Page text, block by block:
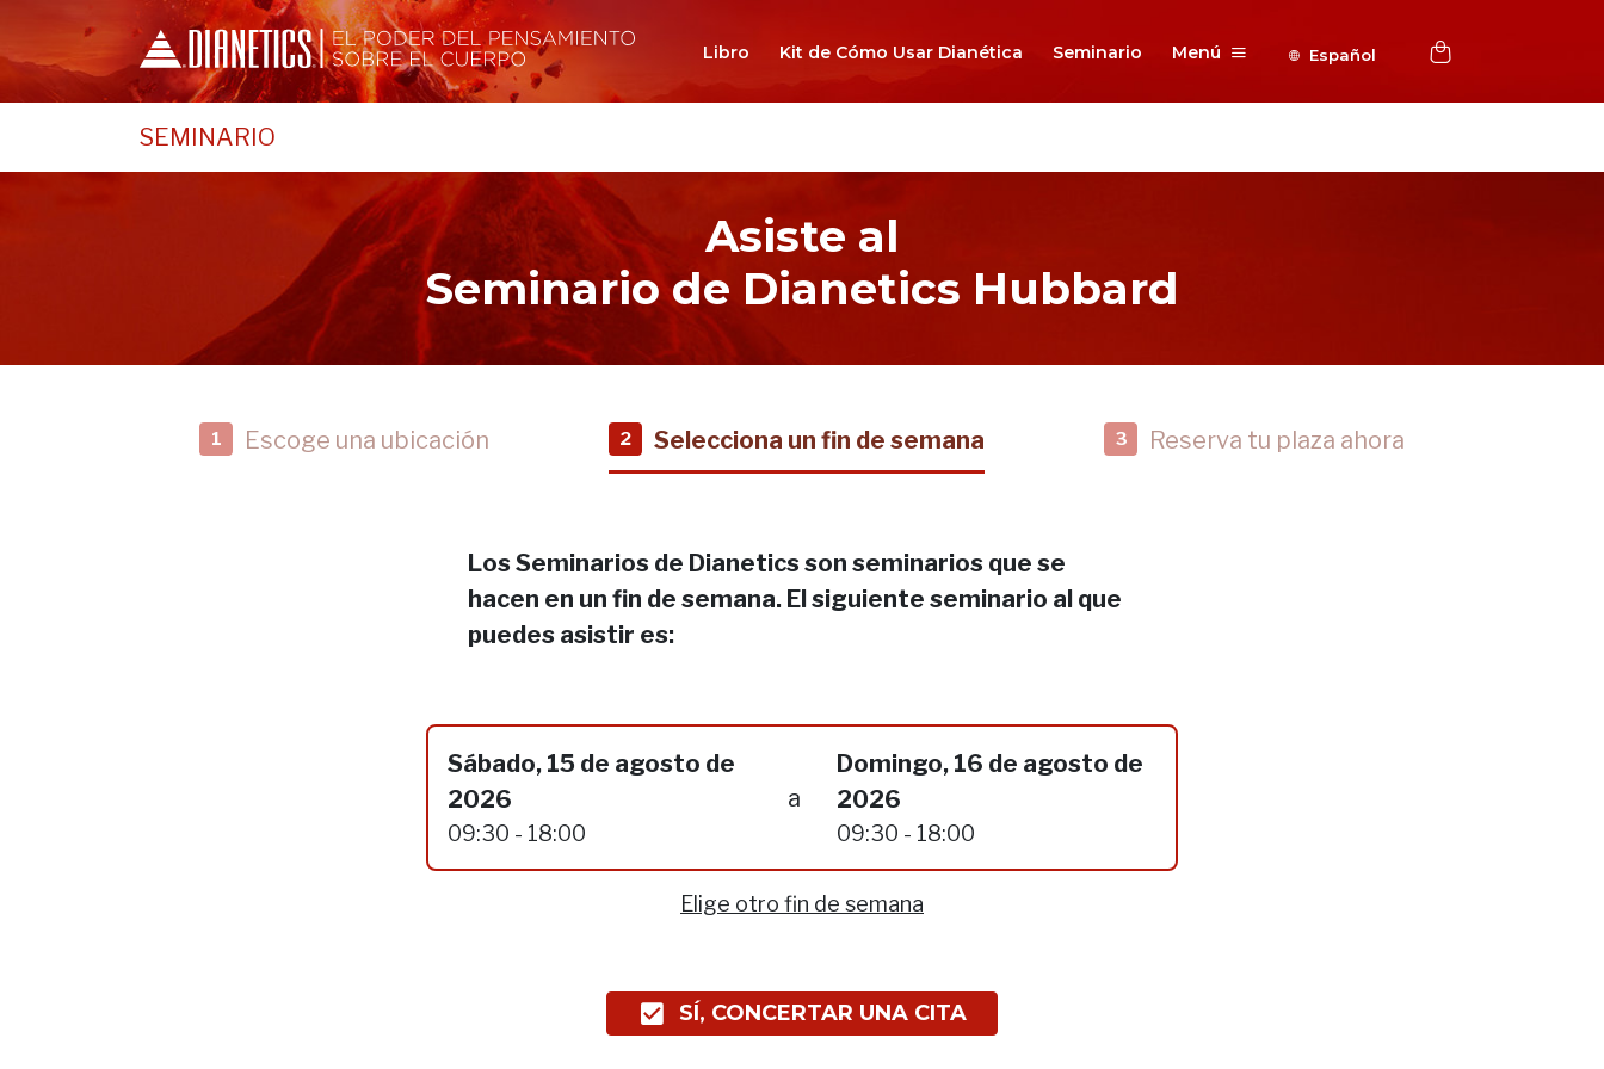
Libro Kit de Cómo Usar Dianética Seminario Menú Español
SEMINARIO
Asiste al
Seminario de Dianetics Hubbard
1 Escoge una ubicación 2 Selecciona un fin de semana 3 Reserva tu plaza ahora
Los Seminarios de Dianetics son seminarios que se
hacen en un fin de semana. El siguiente seminario al que
puedes asistir es:
Sábado, 15 de agosto de
2026
09:30 - 18:00
a
Domingo, 16 de agosto de
2026
09:30 - 18:00
Elige otro fin de semana
SÍ, CONCERTAR UNA CITA